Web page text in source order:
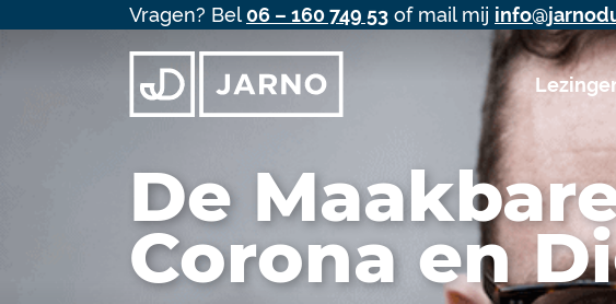
Vragen? Bel06 – 160 749 53 of mail mij
De
Corona en